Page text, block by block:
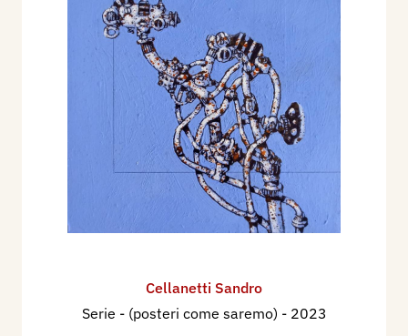
Cellanetti Sandro
Serie - (posteri come saremo) - 2023